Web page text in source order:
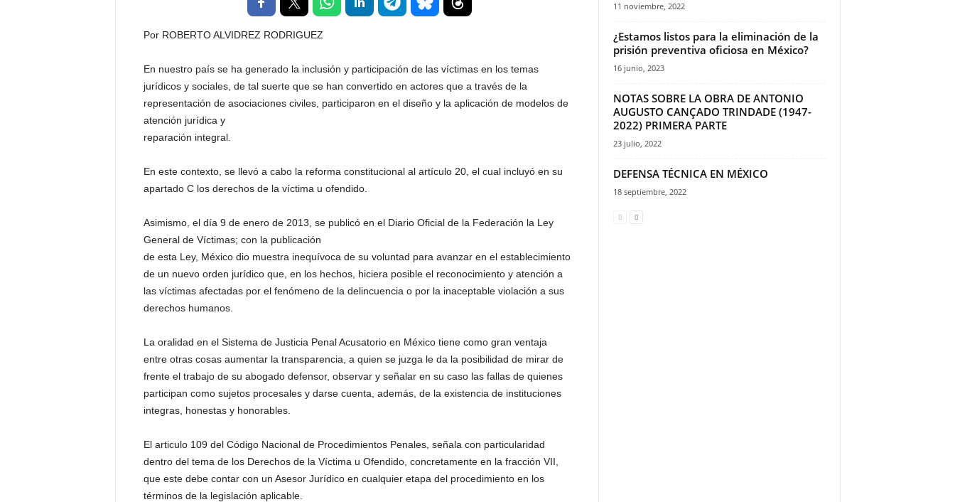
Por ROBERTO ALVIDREZ RODRIGUEZ
En nuestro país se ha generado la inclusión y participación de las víctimas en los temas
jurídicos y sociales, de tal suerte que se han convertido en actores que a través de la
representación de asociaciones civiles, participaron en el diseño y la aplicación de modelos de
atención jurídica y
reparación integral.
En este contexto, se llevó a cabo la reforma constitucional al artículo 20, el cual incluyó en su
apartado C los derechos de la víctima u ofendido.
Asimismo, el día 9 de enero de 2013, se publicó en el Diario Oficial de la Federación la Ley
General de Víctimas; con la publicación
de esta Ley, México dio muestra inequívoca de su voluntad para avanzar en el establecimiento
de un nuevo orden jurídico que, en los hechos, hiciera posible el reconocimiento y atención a
las víctimas afectadas por el fenómeno de la delincuencia o por la inaceptable violación a sus
derechos humanos.
La oralidad en el Sistema de Justicia Penal Acusatorio en México tiene como gran ventaja
entre otras cosas aumentar la transparencia, a quien se juzga le da la posibilidad de mirar de
frente el trabajo de su abogado defensor, observar y señalar en su caso las fallas de quienes
participan como sujetos procesales y darse cuenta, además, de la existencia de instituciones
integras, honestas y honorables.
El articulo 109 del Código Nacional de Procedimientos Penales, señala con particularidad
dentro del tema de los Derechos de la Víctima u Ofendido, concretamente en la fracción VII,
que este debe contar con un Asesor Jurídico en cualquier etapa del procedimiento en los
términos de la legislación aplicable.
11 noviembre, 2022
¿Estamos listos para la eliminación de la
prisión preventiva oficiosa en México?
16 junio, 2023
NOTAS SOBRE LA OBRA DE ANTONIO
AUGUSTO CANÇADO TRINDADE (1947-
2022) PRIMERA PARTE
23 julio, 2022
DEFENSA TÉCNICA EN MÉXICO
18 septiembre, 2022